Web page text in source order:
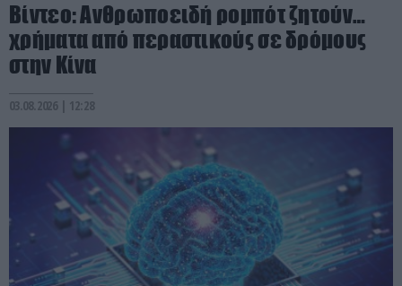
Βίντεο: Ανθρωποειδή ρομπότ ζητούν…
χρήματα από περαστικούς σε δρόμους
στην Κίνα
03.08.2026 | 12:28